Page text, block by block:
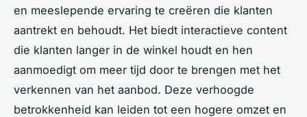
en meeslepende ervaring te creëren die klanten
aantrekt en behoudt. Het biedt interactieve content
die klanten langer in de winkel houdt en hen
aanmoedigt om meer tijd door te brengen met het
verkennen van het aanbod. Deze verhoogde
betrokkenheid kan leiden tot een hogere omzet en